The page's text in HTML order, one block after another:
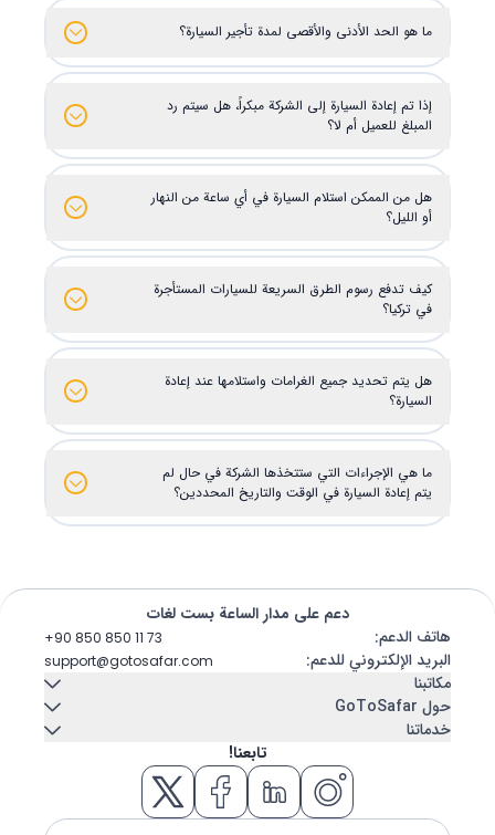
ما هو الحد الأدنى والأقصى لمدة تأجير السيارة؟
إذا تم إعادة السيارة إلى الشركة مبكراً، هل سيتم رد
المبلغ للعميل أم لا؟
هل من الممكن استلام السيارة في أي ساعة من النهار
أو الليل؟
كيف تدفع رسوم الطرق السريعة للسيارات المستأجرة
في تركيا؟
هل يتم تحديد جميع الغرامات واستلامها عند إعادة
السيارة؟
ما هي الإجراءات التي ستتخذها الشركة في حال لم
يتم إعادة السيارة في الوقت والتاريخ المحددين؟
دعم على مدار الساعة بست لغات
هاتف الدعم:
+90 850 850 11 73
البريد الإلكتروني للدعم:
support@gotosafar.com
مكاتبنا
إزمير، تركيا
Güney Mah. Gaziler Cad. No:292 Tempo Iş Merkezi Kat:5 İç
Kapı 504 Konak / İzmir
حول GoToSafar
عنا
الأسئلة المتكررة
خدماتنا
سفينة سياحية
تذكرة طيران
تابعنا!